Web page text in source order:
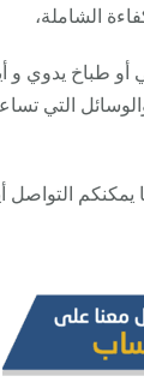
الشاملة،
أو طباخ يدوي و
التي
يمكنكم